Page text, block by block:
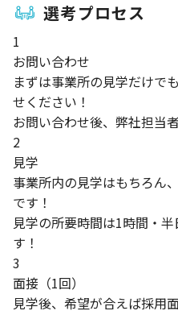
選考プロセス
1
お問い合わせ
まずは事業所の見学だけで
せください！
お問い合わせ後、弊社担当
2
見学
事業所内の見学はもちろん
です！
見学の所要時間は1時間・
す！
3
面接（1回）
見学後、希望が合えば採用